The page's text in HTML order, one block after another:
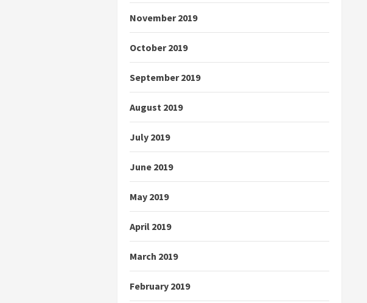
November 2019
October 2019
September 2019
August 2019
July 2019
June 2019
May 2019
April 2019
March 2019
February 2019